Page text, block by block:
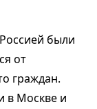
были
от
граждан.
в Москве и